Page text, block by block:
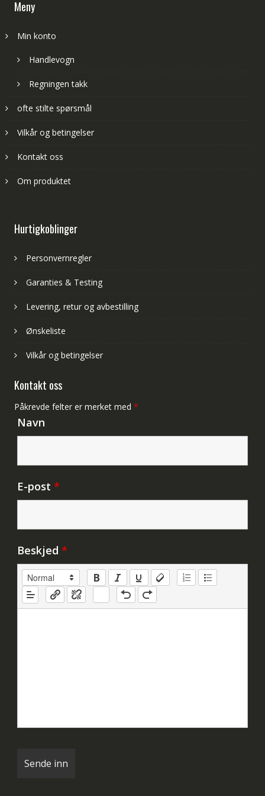
Meny
Min konto
Handlevogn
Regningen takk
ofte stilte spørsmål
Vilkår og betingelser
Kontakt oss
Om produktet
Hurtigkoblinger
Personvernregler
Garanties & Testing
Levering, retur og avbestilling
Ønskeliste
Vilkår og betingelser
Kontakt oss
Påkrevde felter er merket med *
Navn
E-post *
Beskjed *